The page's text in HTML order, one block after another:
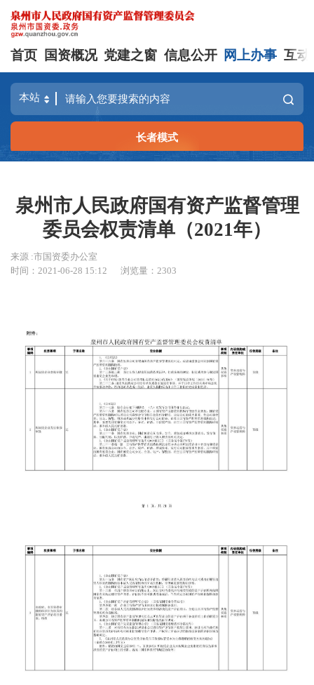
首页 国资概况 党建之窗 信息公开 网上办事 互动
长者模式
泉州市人民政府国有资产监督管理
委员会权责清单（2021年）
来源 :市国资委办公室
时间：2021-06-28 15:12
浏览量：2303